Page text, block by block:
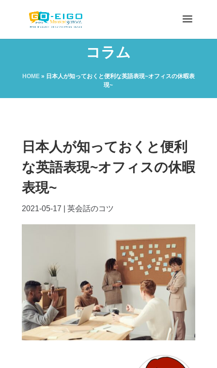
コラム
HOME» 日本人が知っておくと便利な英語表現~オフィスの休暇表
現~
日本人が知っておくと便利
な英語表現~オフィスの休暇
表現~
2021-05-17 英会話のコツ